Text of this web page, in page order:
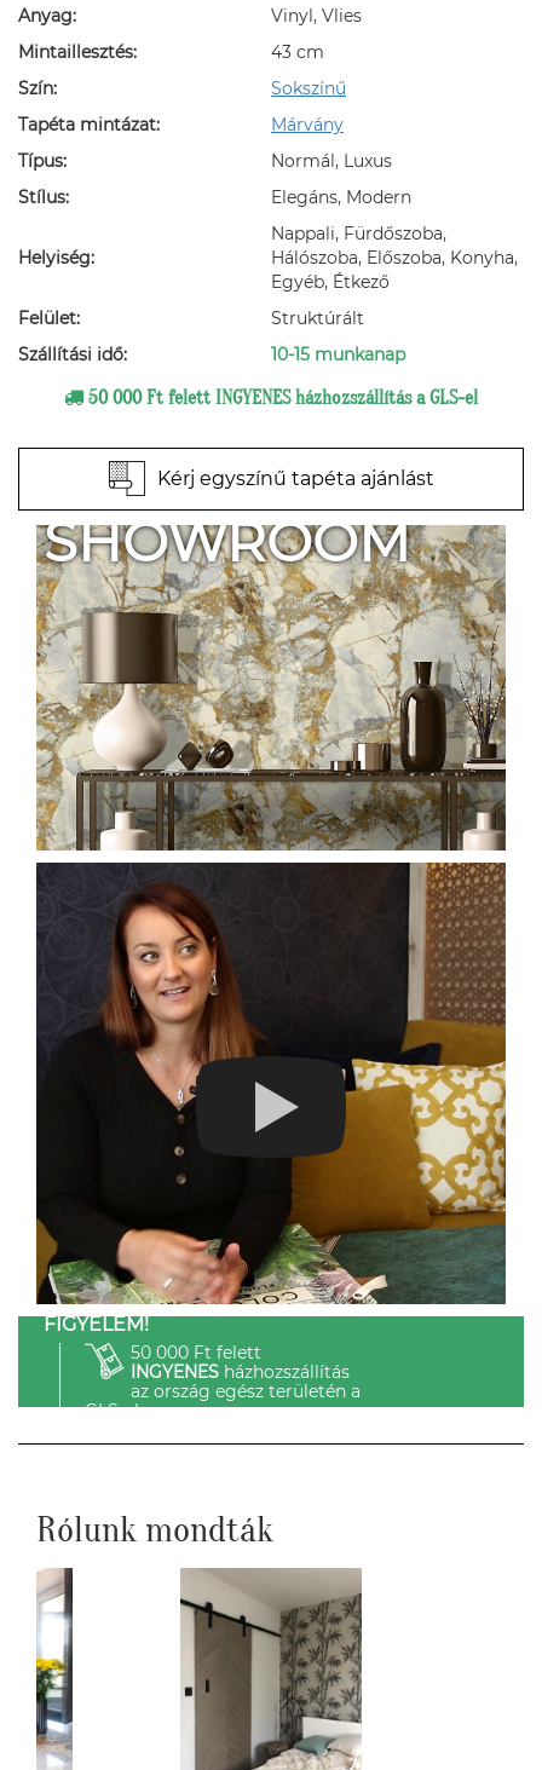
Anyag:
Vinyl, Vlies
Mintaillesztés:
43 cm
Szín:
Sokszínű
Tapéta mintázat:
Márvány
Típus:
Normál, Luxus
Stílus:
Elegáns, Modern
Helyiség:
Nappali, Fürdőszoba,
Hálószoba, Előszoba, Konyha,
Egyéb, Étkező
Felület:
Struktúrált
Szállítási idő:
10-15 munkanap
50 000 Ft felett INGYENES házhozszállítás a GLS-el
Kérj egyszínű tapéta ajánlást
SHOWROOM
FIGYELEM!
50 000 Ft felett
INGYENESházhozszállítás
az ország egész területén a
GLS-el.
Rólunk mondták